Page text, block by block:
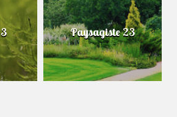
Paysagiste 23